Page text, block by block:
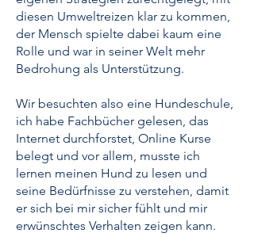
diesen Umweltreizen klar zu kommen,
der Mensch spielte dabei kaum eine
Rolle und war in seiner Welt mehr
Bedrohung als Unterstützung.
Wir besuchten also eine Hundeschule,
ich habe Fachbücher gelesen, das
Internet durchforstet, Online Kurse
belegt und vor allem, musste ich
lernen meinen Hund zu lesen und
seine Bedürfnisse zu verstehen, damit
er sich bei mir sicher fühlt und mir
erwünschtes Verhalten zeigen kann.